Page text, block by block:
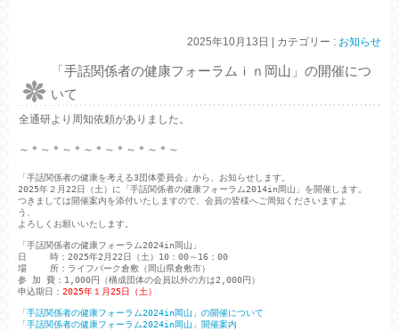
2025年10月13日 カテゴリー : お知らせ
「手話関係者の健康フォーラムｉｎ岡山」の開催につ
いて
全通研より周知依頼がありました。
～＊～＊～＊～＊～＊～＊～＊～
「手話関係者の健康を考える3団体委員会」から、お知らせします。
2025年２月22日（土）に「手話関係者の健康フォーラム2014in岡山」を開催します。
つきましては開催案内を添付いたしますので、会員の皆様へご周知くださいますよ
う、
よろしくお願いいたします。
「手話関係者の健康フォーラム2024in岡山」
日　　 時：2025年2月22日（土）10：00～16：00
場　　 所：ライフパーク倉敷（岡山県倉敷市）
参 加 費：1,000円（構成団体の会員以外の方は2,000円）
申込期日： 2025年１月25日（土）
「手話関係者の健康フォーラム2024in岡山」の開催について
「手話関係者の健康フォーラム2024in岡山」開催案内